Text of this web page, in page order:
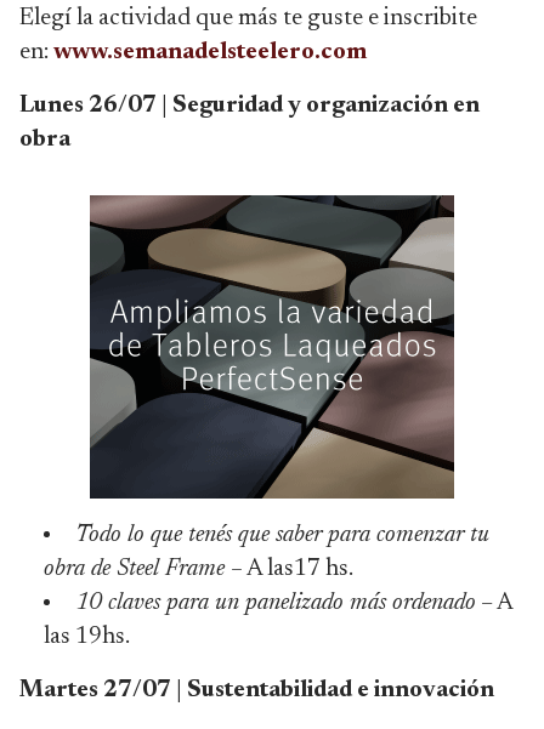
Elegí la actividad que más te guste e inscribite
en: www.semanadelsteelero.com
Lunes 26/07 | Seguridad y organización en
obra
Todo lo que tenés que saber para comenzar tu
obra de Steel Frame – A las17 hs.
10 claves para un panelizado más ordenado – A
las 19hs.
Martes 27/07 | Sustentabilidad e innovación